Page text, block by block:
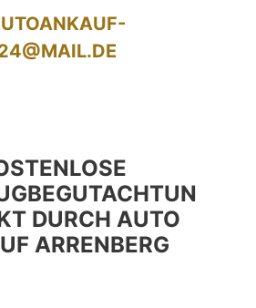
DURCH AUTO
ARRENBERG